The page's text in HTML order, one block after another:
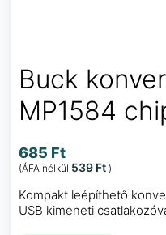
Buck
MP1584
685 Ft
(ÁFA nélkül 539 Ft )
Kompakt leépíthető
USB kimeneti